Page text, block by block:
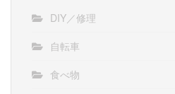
DIY／修理
自転車
食べ物